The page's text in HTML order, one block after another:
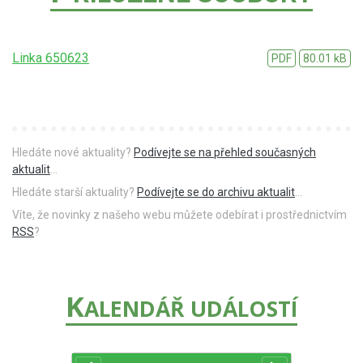
Linka 650623 PDF 80.01 kB
Hledáte nové aktuality? Podívejte se na přehled současných
aktualit
Hledáte starší aktuality? Podívejte se do archivu aktualit
Víte, že novinky z našeho webu můžete odebírat i prostřednictvím
RSS?
KALENDÁŘ UDÁLOSTÍ